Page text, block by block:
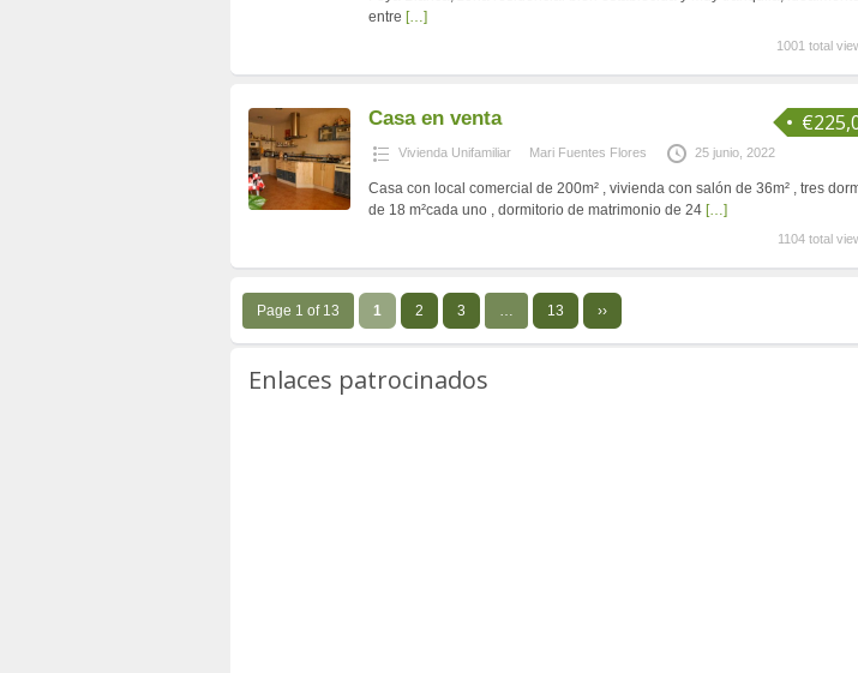
entre […]
1001 total
Casa en venta
Vivienda Unifamiliar Mari Fuentes Flores 25 junio, 2022
Casa con local comercial de 200m² , vivienda con salón de 36m² , tres
de 18 m²cada uno , dormitorio de matrimonio de 24 […]
1104 total
Page 1 of 13 1 2 3 … 13 ››
Enlaces patrocinados